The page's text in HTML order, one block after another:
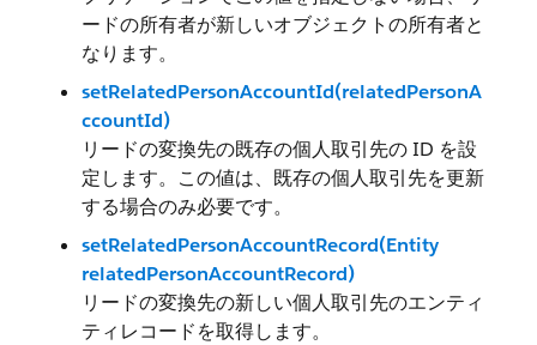
ードの所有者が新しいオブジェクトの所有者と
なります。
setRelatedPersonAccountId(relatedPersonA
ccountId)
リードの変換先の既存の個人取引先の ID を設
定します。この値は、既存の個人取引先を更新
する場合のみ必要です。
setRelatedPersonAccountRecord(Entity
relatedPersonAccountRecord)
リードの変換先の新しい個人取引先のエンティ
ティレコードを取得します。